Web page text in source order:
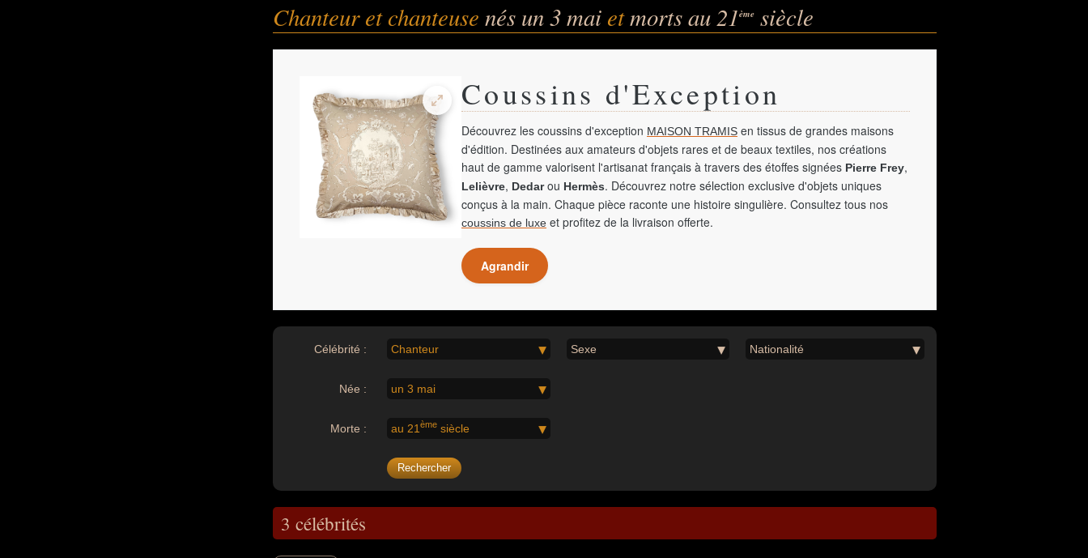
Chanteur et chanteuse nés un 3 mai etmorts au 21ème siècle
Coussins d'Exception
Découvrez les coussins d'exception MAISON TRAMIS en tissus de grandes maisons
d'édition. Destinées aux amateurs d'objets rares et de beaux textiles, nos créations
haut de gamme valorisent l'artisanat français à travers des étoffes signées Pierre Frey,
Lelièvre, Dedarou Hermès. Découvrez notre sélection exclusive d'objets uniques
conçus à la main. Chaque pièce raconte une histoire singulière. Consultez tous nos
coussins de luxe et profitez de la livraison offerte.
Agrandir
Célébrité : Chanteur Sexe Nationalité
Née : un 3 mai
Morte : au 21ème siècle
3 célébrités